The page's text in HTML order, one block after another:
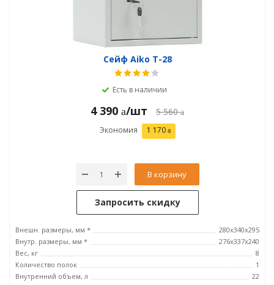
Сейф Aiko T-28
Есть в наличии
4 390 /шт 5 560
Экономия 1 170
В корзину
Запросить скидку
Внешн. размеры, мм *
280x340x295
Внутр. размеры, мм *
276x337x240
Вес, кг
8
Количество полок
1
Внутренний объем, л
22